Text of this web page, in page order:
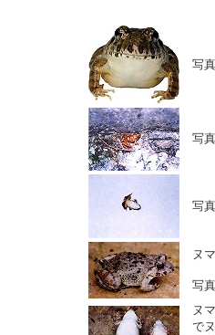
写
写
写
ヌ
写
ヌ
で